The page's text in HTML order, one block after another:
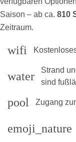
Saison – ab ca. 810
Zeitraum.
wifi
water
Strand
sind
pool Zugang
emoji_nature